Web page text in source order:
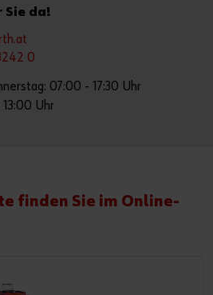
Sie da!
0
07:00 - 17:30 Uhr
Uhr
finden Sie im Online-